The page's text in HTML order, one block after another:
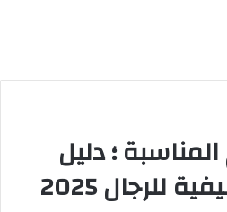
؛ دليل
للرجال 2025